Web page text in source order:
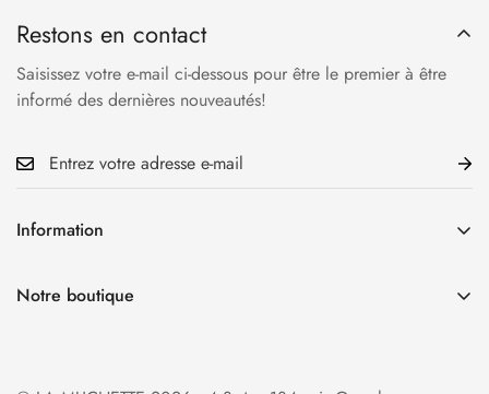
Information
La Boutique
Notre boutique
Restons en contact
Saisissez votre e-mail ci-dessous pour être le premier à être
informé des dernières nouveautés!